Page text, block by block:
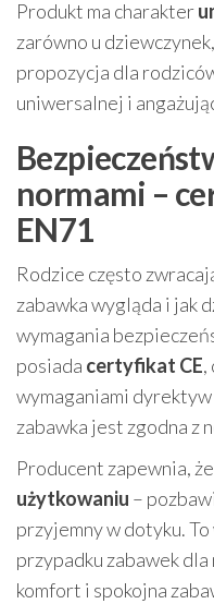
Produkt ma charakter
zarówno u
propozycja dla
uniwersalnej i
normami –
EN71
Rodzice często
zabawka wygląda i jak
wymagania
posiada certyfikat CE,
wymaganiami
zabawka jest zgodna z
Producent zapewnia,
użytkowaniu –
przyjemny w dotyku.
przypadku zabawek dla
komfort i spokojna